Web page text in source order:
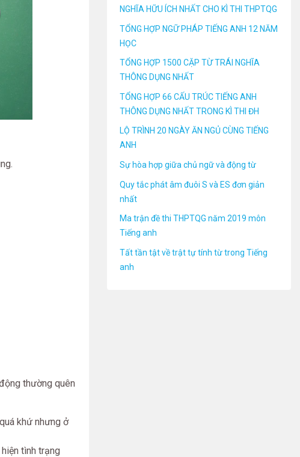
thường quên
khứ nhưng ở
tình trạng
NGHĨA HỮU ÍCH NHẤT CHO KÌ THI THPTQG
TỔNG HỢP NGỮ PHÁP TIẾNG ANH 12 NĂM
HỌC
TỔNG HỢP 1500 CẶP TỪ TRÁI NGHĨA
THÔNG DỤNG NHẤT
TỔNG HỢP 66 CẤU TRÚC TIẾNG ANH
THÔNG DỤNG NHẤT TRONG KÌ THI ĐH
LỘ TRÌNH 20 NGÀY ĂN NGỦ CÙNG TIẾNG
ANH
Sự hòa hợp giữa chủ ngữ và động từ
Quy tắc phát âm đuôi S và ES đơn giản
nhất
Ma trận đề thi THPTQG năm 2019 môn
Tiếng anh
Tất tần tật về trật tự tính từ trong Tiếng
anh